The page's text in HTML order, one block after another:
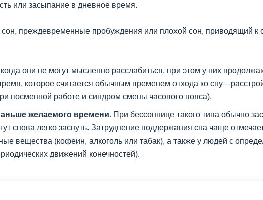
или засыпание в дневное время.
преждевременные пробуждения или плохой сон, приводящий
они не могут мысленно расслабиться, при этом у них
которое считается обычным временем отхода ко
посменной работе и синдром смены часового пояса).
желаемого времени. При бессоннице такого типа обычно
снова легко заснуть. Затруднение поддержания сна чаще
вещества (кофеин, алкоголь или табак), а также у людей с
движений конечностей).